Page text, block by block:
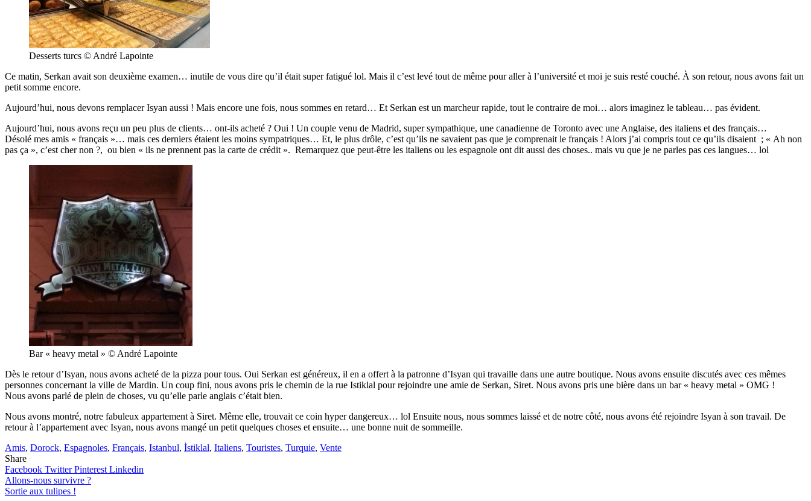
Desserts turcs © André Lapointe
Ce matin, Serkan avait son deuxième examen… inutile de vous dire qu’il était super fatigué lol. Mais il c’est levé tout de même pour aller à l’université et moi je suis resté couché. À son retour, nous avons fait un
petit somme encore.
Aujourd’hui, nous devons remplacer Isyan aussi ! Mais encore une fois, nous sommes en retard… Et Serkan est un marcheur rapide, tout le contraire de moi… alors imaginez le tableau… pas évident.
Aujourd’hui, nous avons reçu un peu plus de clients… ont-ils acheté ? Oui ! Un couple venu de Madrid, super sympathique, une canadienne de Toronto avec une Anglaise, des italiens et des français…
Désolé mes amis « français »… mais ces derniers étaient les moins sympatriques… Et, le plus drôle, c’est qu’ils ne savaient pas que je comprenait le français ! Alors j’ai compris tout ce qu’ils disaient ; « Ah non
pas ça », c’est cher non ?, ou bien « ils ne prennent pas la carte de crédit ». Remarquez que peut-être les italiens ou les espagnole ont dit aussi des choses.. mais vu que je ne parles pas ces langues… lol
Bar « heavy metal » © André Lapointe
Dès le retour d’Isyan, nous avons acheté de la pizza pour tous. Oui Serkan est généreux, il en a offert à la patronne d’Isyan qui travaille dans une autre boutique. Nous avons ensuite discutés avec ces mêmes
personnes concernant la ville de Mardin. Un coup fini, nous avons pris le chemin de la rue Istiklal pour rejoindre une amie de Serkan, Siret. Nous avons pris une bière dans un bar « heavy metal » OMG !
Nous avons parlé de plein de choses, vu qu’elle parle anglais c’était bien.
Nous avons montré, notre fabuleux appartement à Siret. Même elle, trouvait ce coin hyper dangereux… lol Ensuite nous, nous sommes laissé et de notre côté, nous avons été rejoindre Isyan à son travail. De
retour à l’appartement avec Isyan, nous avons mangé un petit quelques choses et ensuite… une bonne nuit de sommeille.
Amis, Dorock, Espagnoles, Français, Istanbul, İstiklal, Italiens, Touristes, Turquie, Vente
Share
Facebook TwitterPinterest Linkedin
Navigation
Allons-nous survivre ?
Sortie aux tulipes !